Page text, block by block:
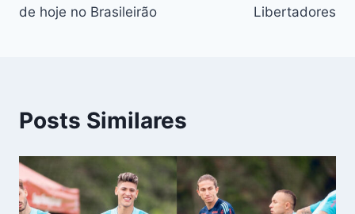
de hoje no Brasileirão
Libertadores
Posts Similares